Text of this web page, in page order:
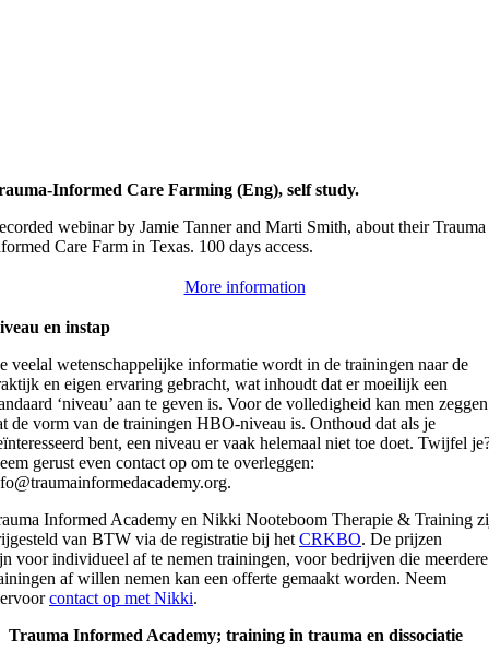
Informed Care Farming (Eng), self study.
webinar by Jamie Tanner and Marti Smith, about their Trauma
Care Farm in Texas. 100 days access.
More information
en instap
veelal wetenschappelijke informatie wordt in de trainingen naar de
en eigen ervaring gebracht, wat inhoudt dat er moeilijk een
‘niveau’ aan te geven is. Voor de volledigheid kan men zeggen
de vorm van de trainingen HBO-niveau is. Onthoud dat als je
bent, een niveau er vaak helemaal niet toe doet. Twijfel
gerust even contact op om te overleggen:
Informed Academy en Nikki Nooteboom Therapie & Training
van BTW via de registratie bij het CRKBO. De prijzen
voor individueel af te nemen trainingen, voor bedrijven die meerdere
af willen nemen kan een offerte gemaakt worden. Neem
contact op met Nikki.
Trauma Informed Academy; training in trauma en dissociatie